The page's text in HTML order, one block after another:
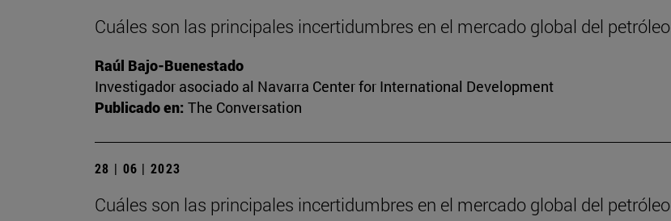
Cuáles son las principales incertidumbres en el mercado global del petróleo
Raúl Bajo-Buenestado
Investigador asociado al Navarra Center for International Development
Publicado en: The Conversation
28 | 06 | 2023
Cuáles son las principales incertidumbres en el mercado global del petróleo